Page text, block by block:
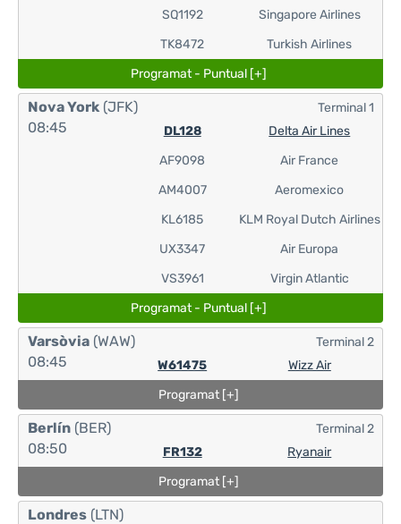
SQ1192
TK8472
Singapore Airlines
Turkish Airlines
Programat - Puntual [+]
Nova York (JFK)
08:45
DL128
AF9098
AM4007
KL6185
UX3347
VS3961
Delta Air Lines
Air France
Aeromexico
KLM Royal Dutch Airlines
Air Europa
Virgin Atlantic
Terminal 1
Programat - Puntual [+]
Varsòvia (WAW)
08:45
W61475 Wizz Air
Terminal 2
Programat [+]
Berlín (BER)
08:50
FR132 Ryanair
Terminal 2
Programat [+]
Londres (LTN)